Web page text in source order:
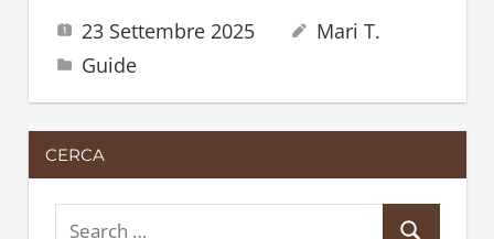
23 Settembre 2025
Mari T.
Guide
CERCA